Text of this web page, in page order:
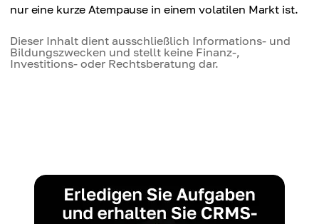
nur eine kurze Atempause in einem volatilen Markt ist.
Dieser Inhalt dient ausschließlich Informations- und
Bildungszwecken und stellt keine Finanz-,
Investitions- oder Rechtsberatung dar.